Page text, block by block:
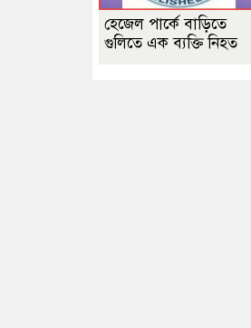
হেজেল পার্কে বাড়িতে
গুলিতে এক ব্যক্তি নিহত